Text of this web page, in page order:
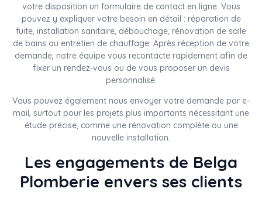
votre disposition un formulaire de contact en ligne. Vous
pouvez y expliquer votre besoin en détail : réparation de
fuite, installation sanitaire, débouchage, rénovation de salle
de bains ou entretien de chauffage. Après réception de votre
demande, notre équipe vous recontacte rapidement afin de
fixer un rendez-vous ou de vous proposer un devis
personnalisé.
Vous pouvez également nous envoyer votre demande par e-
mail, surtout pour les projets plus importants nécessitant une
étude précise, comme une rénovation complète ou une
nouvelle installation.
Les engagements de Belga
Plomberie envers ses clients